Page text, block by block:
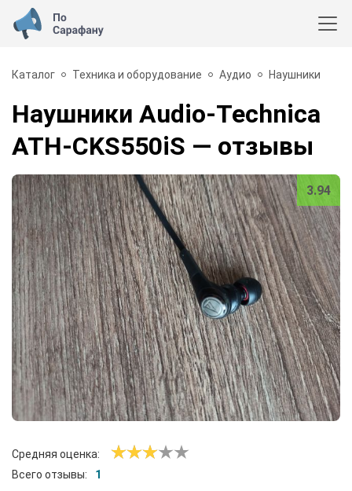
Каталог Техника и оборудование Аудио Наушники
Наушники Audio-Technica
ATH-CKS550iS — отзывы
3.94
Средняя оценка:
Всего отзывы:
1